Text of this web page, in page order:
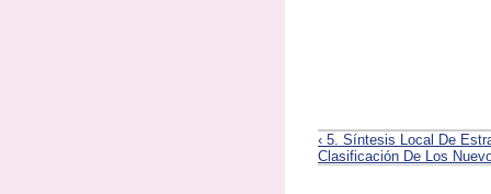
‹ 5. Síntesis Local De
Clasificación De Los